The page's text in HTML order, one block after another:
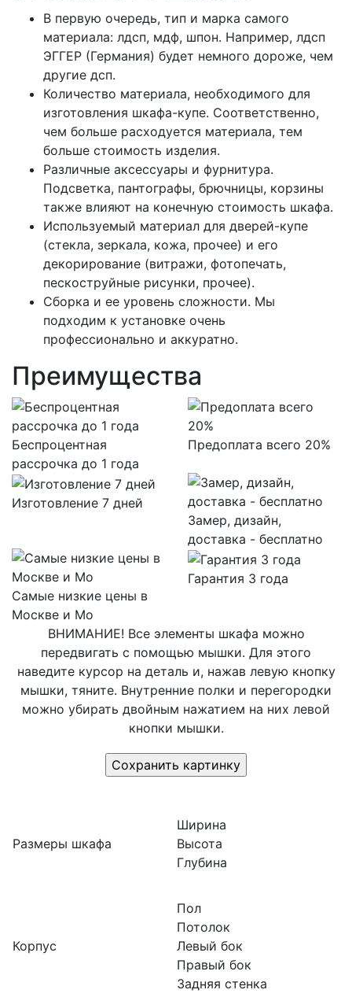
В первую очередь, тип и марка самого
материала: лдсп, мдф, шпон. Например, лдсп
ЭГГЕР (Германия) будет немного дороже, чем
другие дсп.
Количество материала, необходимого для
изготовления шкафа-купе. Соответственно,
чем больше расходуется материала, тем
больше стоимость изделия.
Различные аксессуары и фурнитура.
Подсветка, пантографы, брючницы, корзины
также влияют на конечную стоимость шкафа.
Используемый материал для дверей-купе
(стекла, зеркала, кожа, прочее) и его
декорирование (витражи, фотопечать,
пескоструйные рисунки, прочее).
Сборка и ее уровень сложности. Мы
подходим к установке очень
профессионально и аккуратно.
Преимущества
Беспроцентная
рассрочка до 1 года
Предоплата всего 20%
Изготовление 7 дней
Замер, дизайн,
доставка - бесплатно
Самые низкие цены в
Москве и Мо
Гарантия 3 года
ВНИМАНИЕ! Все элементы шкафа можно
передвигать с помощью мышки. Для этого
наведите курсор на деталь и, нажав левую кнопку
мышки, тяните. Внутренние полки и перегородки
можно убирать двойным нажатием на них левой
кнопки мышки.
Размеры шкафа
Корпус
Ширина
Высота
Глубина
Пол
Потолок
Левый бок
Правый бок
Задняя стенка